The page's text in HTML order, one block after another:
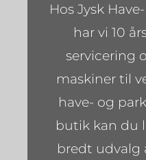
Hos Jysk
har vi 10
servicering
maskiner til
have- og
butik kan du
bredt udvalg